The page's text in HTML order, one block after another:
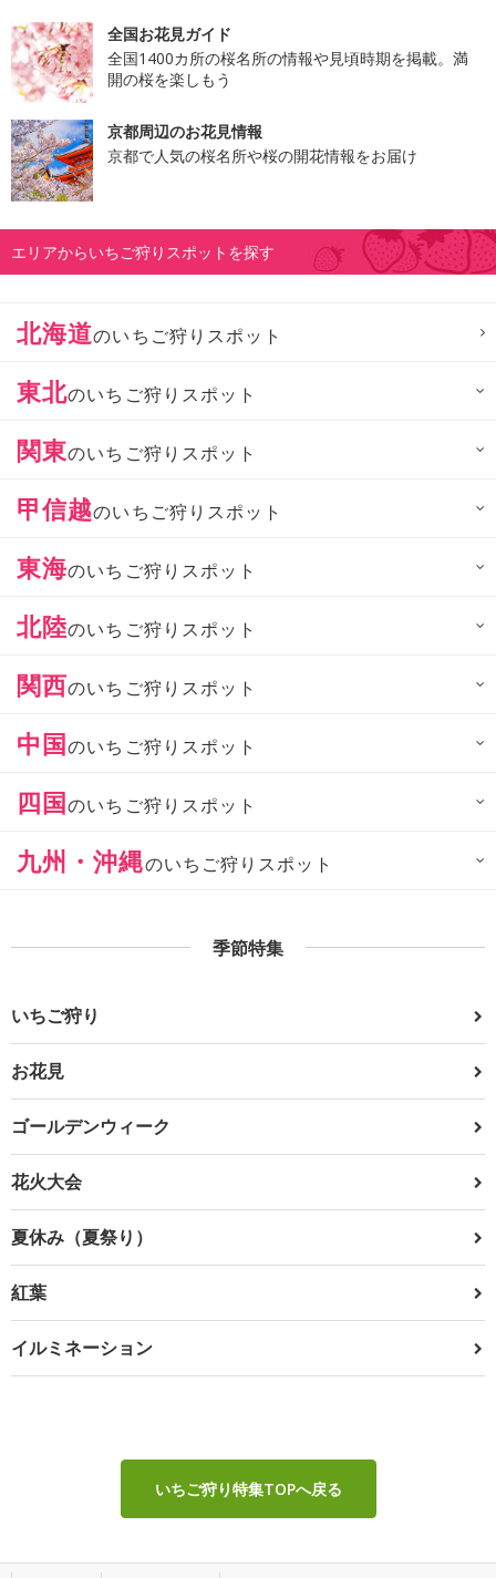
全国お花見ガイド
全国1400カ所の桜名所の情報や見頃時期を掲載。満
開の桜を楽しもう
京都周辺のお花見情報
京都で人気の桜名所や桜の開花情報をお届け
エリアからいちご狩りスポットを探す
北海道のいちご狩りスポット
東北のいちご狩りスポット
関東のいちご狩りスポット
甲信越のいちご狩りスポット
東海のいちご狩りスポット
北陸のいちご狩りスポット
関西のいちご狩りスポット
中国のいちご狩りスポット
四国のいちご狩りスポット
九州・沖縄のいちご狩りスポット
季節特集
いちご狩り
お花見
ゴールデンウィーク
花火大会
夏休み（夏祭り）
紅葉
イルミネーション
いちご狩り特集TOPへ戻る